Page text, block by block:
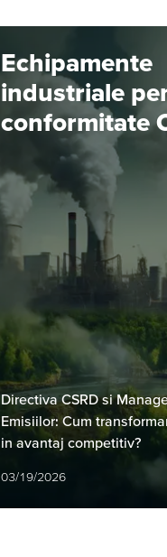
Echipamente
industriale
conformitate
Romania
Directiva CSRD si
Emisiilor: Cum
in avantaj competitiv?
03/19/2026